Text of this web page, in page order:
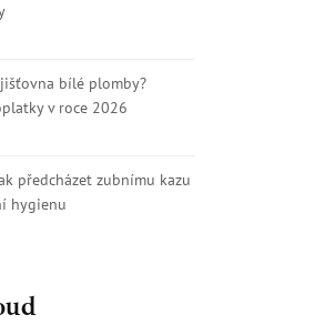
bílé plomby?
v roce 2026
předcházet zubnímu kazu
hygienu